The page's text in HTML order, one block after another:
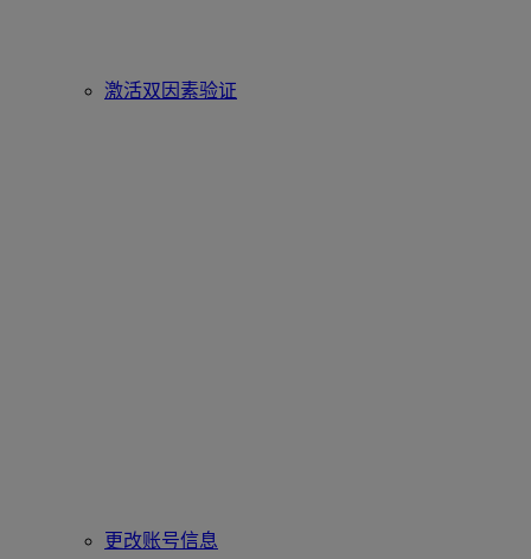
激活双因素验证
更改账号信息